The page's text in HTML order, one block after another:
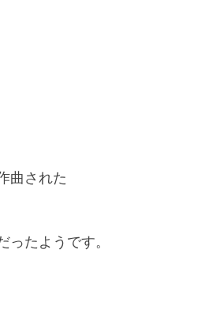
曲された
ったようです。